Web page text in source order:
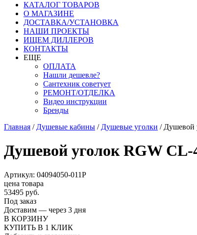
КАТАЛОГ ТОВАРОВ
О МАГАЗИНЕ
ДОСТАВКА/УСТАНОВКА
НАШИ ПРОЕКТЫ
ИЩЕМ ДИЛЛЕРОВ
КОНТАКТЫ
ЕЩЕ
ОПЛАТА
Нашли дешевле?
Сантехник советует
РЕМОНТ/ОТДЕЛКА
Видео инструкции
Бренды
Главная / Душевые кабины / Душевые уголки / Душевой
Душевой уголок RGW CL-
Артикул: 04094050-011P
цена товара
53495 руб.
Под заказ
Доставим — через 3 дня
В КОРЗИНУ
КУПИТЬ В 1 КЛИК